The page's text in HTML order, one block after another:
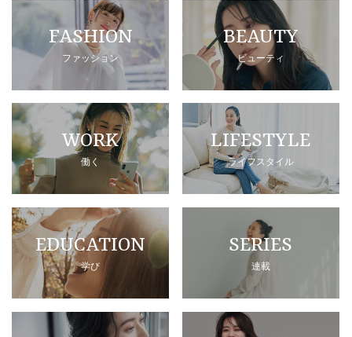
FASHION
ファッション
BEAUTY
ビューティ
WORK
働く
LIFESTYLE
ライフスタイル
EDUCATION
学び
SERIES
連載